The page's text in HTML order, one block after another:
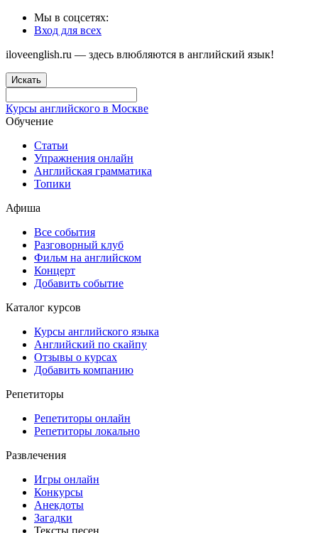
Мы в соцсетях:
Вход для всех
iloveenglish.ru — здесь влюбляются в английский язык!
Искать
Курсы английского в Москве
Обучение
Статьи
Упражнения онлайн
Английская грамматика
Топики
Афиша
Все события
Разговорный клуб
Фильм на английском
Концерт
Добавить событие
Каталог курсов
Курсы английского языка
Английский по скайпу
Отзывы о курсах
Добавить компанию
Репетиторы
Репетиторы онлайн
Репетиторы локально
Развлечения
Игры онлайн
Конкурсы
Анекдоты
Загадки
Тексты песен